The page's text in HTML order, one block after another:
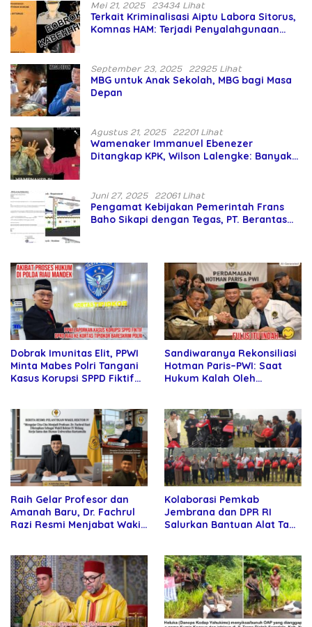
Mei 21, 2025 23434 Lihat
Terkait Kriminalisasi Aiptu Labora Sitorus,
Komnas HAM: Terjadi Penyalahgunaan
September 23, 2025 22925 Lihat
MBG untuk Anak Sekolah, MBG bagi Masa
Depan
Agustus 21, 2025 22201 Lihat
Wamenaker Immanuel Ebenezer
Ditangkap KPK, Wilson Lalengke: Banyak
Juni 27, 2025 22061 Lihat
Pengamat Kebijakan Pemerintah Frans
Baho Sikapi dengan Tegas, PT. Berantas
Dobrak Imunitas Elit, PPWI
Minta Mabes Polri Tangani
Kasus Korupsi SPPD Fiktif
Sandiwaranya Rekonsiliasi
Hotman Paris–PWI: Saat
Hukum Kalah Oleh
Raih Gelar Profesor dan
Amanah Baru, Dr. Fachrul
Razi Resmi Menjabat Wakil
Kolaborasi Pemkab
Jembrana dan DPR RI
Salurkan Bantuan Alat Tani